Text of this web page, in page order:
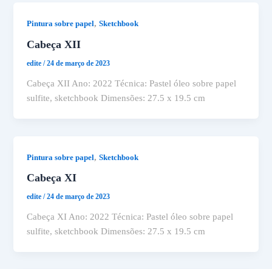
Pintura sobre papel,Sketchbook
Cabeça XII
edite/24 de março de 2023
Cabeça XII Ano: 2022 Técnica: Pastel óleo sobre papel
sulfite, sketchbook Dimensões: 27.5 x 19.5 cm
Pintura sobre papel,Sketchbook
Cabeça XI
edite/24 de março de 2023
Cabeça XI Ano: 2022 Técnica: Pastel óleo sobre papel
sulfite, sketchbook Dimensões: 27.5 x 19.5 cm